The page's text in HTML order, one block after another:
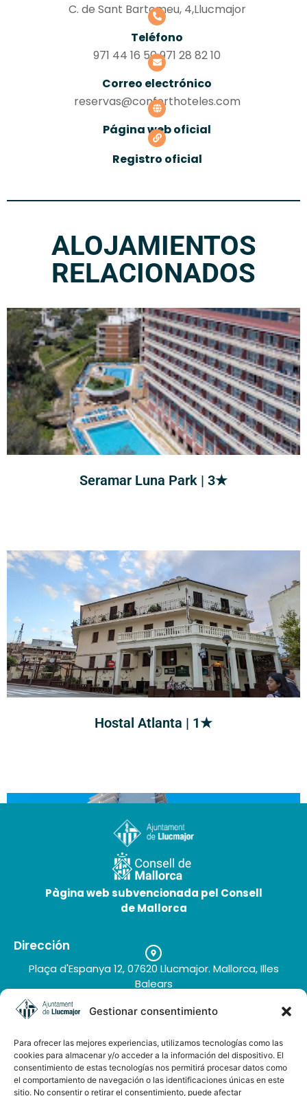
Gestionar consentimiento
Para ofrecer las mejores experiencias, utilizamos tecnologías como las
cookies para almacenar y/o acceder a la información del dispositivo. El
consentimiento de estas tecnologías nos permitirá procesar datos como
el comportamiento de navegación o las identificaciones únicas en este
sitio. No consentir o retirar el consentimiento, puede afectar
C. de Sant Bartomeu, 4,Llucmajor
Teléfono
971 44 16 50 971 28 82 10
Correo electrónico
reservas@conforthoteles.com
Página web oficial
Registro oficial
ALOJAMIENTOS
RELACIONADOS
Seramar Luna Park | 3★
Hostal Atlanta | 1★
Torre Azul & Spa | 4★
Pàgina web subvencionada pel Consell
de Mallorca
Dirección
Plaça d'Espanya 12, 07620 Llucmajor. Mallorca, Illes
Balears
Teléfono
+34 971 66 91 62
turisme@llucmajor.org